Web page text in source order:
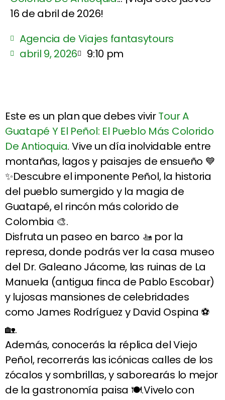
16 de abril de 2026!
Agencia de Viajes fantasytours
abril 9, 2026
9:10 pm
Este es un plan que debes vivirTour A
Guatapé Y El Peñol: El Pueblo Más Colorido
De Antioquia. Vive un día inolvidable entre
montañas, lagos y paisajes de ensueño 💙
✨Descubre el imponente Peñol, la historia
del pueblo sumergido y la magia de
Guatapé, el rincón más colorido de
Colombia 🎨.
Disfruta un paseo en barco 🚤 por la
represa, donde podrás ver la casa museo
del Dr. Galeano Jácome, las ruinas de La
Manuela (antigua finca de Pablo Escobar)
y lujosas mansiones de celebridades
como James Rodríguez y David Ospina ⚽
🏡.
Además, conocerás la réplica del Viejo
Peñol, recorrerás las icónicas calles de los
zócalos y sombrillas, y saborearás lo mejor
de la gastronomía paisa 🍽️.Vivelo con